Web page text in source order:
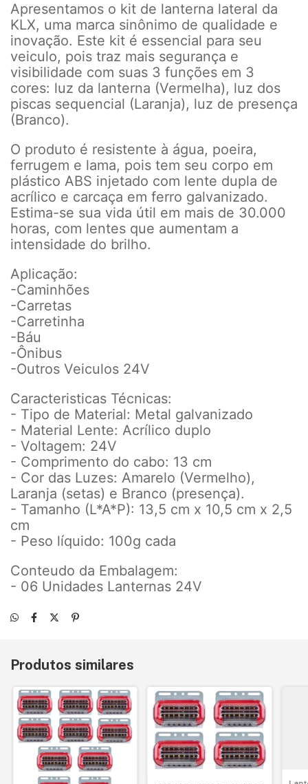
Apresentamos o kit de lanterna lateral da
KLX, uma marca sinônimo de qualidade e
inovação. Este kit é essencial para seu
veiculo, pois traz mais segurança e
visibilidade com suas 3 funções em 3
cores: luz da lanterna (Vermelha), luz dos
piscas sequencial (Laranja), luz de presença
(Branco).
O produto é resistente à água, poeira,
ferrugem e lama, pois tem seu corpo em
plástico ABS injetado com lente dupla de
acrílico e carcaça em ferro galvanizado.
Estima-se sua vida útil em mais de 30.000
horas, com lentes que aumentam a
intensidade do brilho.
Aplicação:
-Caminhões
-Carretas
-Carretinha
-Báu
-Ônibus
-Outros Veiculos 24V
Caracteristicas Técnicas:
- Tipo de Material: Metal galvanizado
- Material Lente: Acrílico duplo
- Voltagem: 24V
- Comprimento do cabo: 13 cm
- Cor das Luzes: Amarelo (Vermelho),
Laranja (setas) e Branco (presença).
- Tamanho (L*A*P): 13,5 cm x 10,5 cm x 2,5
cm
- Peso líquido: 100g cada
Conteudo da Embalagem:
- 06 Unidades Lanternas 24V
Produtos similares